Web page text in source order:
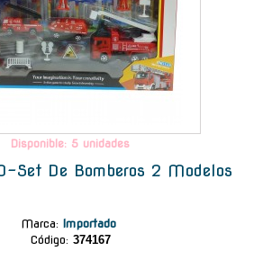
Disponible: 5 unidades
Set De Bomberos 2 Modelos
Marca: Importado
Código: 374167